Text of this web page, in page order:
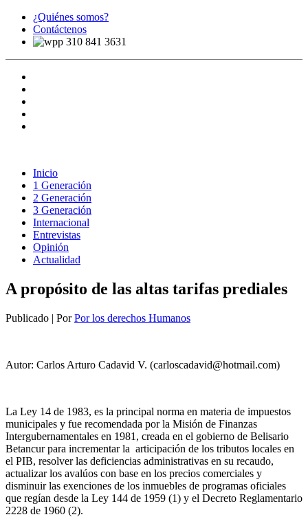
¿Quiénes somos?
Contáctenos
310 841 3631
Inicio
1 Generación
2 Generación
3 Generación
Internacional
Entrevistas
Opinión
Actualidad
A propósito de las altas tarifas prediales
Publicado | Por Por los derechos Humanos
Autor: Carlos Arturo Cadavid V. (carloscadavid@hotmail.com)
La Ley 14 de 1983, es la principal norma en materia de impuestos
municipales y fue recomendada por la Misión de Finanzas
Intergubernamentales en 1981, creada en el gobierno de Belisario
Betancur para incrementar la articipación de los tributos locales en
el PIB, resolver las deficiencias administrativas en su recaudo,
actualizar los avalúos con base en los precios comerciales y
disminuir las exenciones de los inmuebles de programas oficiales
que regían desde la Ley 144 de 1959 (1) y el Decreto Reglamentario
2228 de 1960 (2).